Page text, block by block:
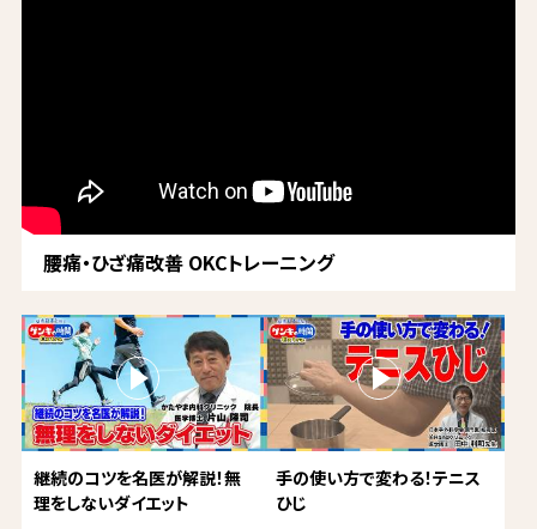
腰痛・ひざ痛改善 OKCトレーニング
継続のコツを名医が解説！無
理をしないダイエット
手の使い方で変わる！テニス
ひじ